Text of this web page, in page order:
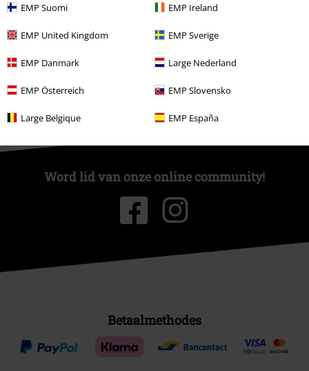
EMP Suomi EMP Ireland
EMP United Kingdom EMP Sverige
EMP Danmark Large Nederland
EMP Österreich EMP Slovensko
Large Belgique EMP España
Partnerprogramma's
Duurzaamheid
Word lid van onze online community!
Betaalmethodes